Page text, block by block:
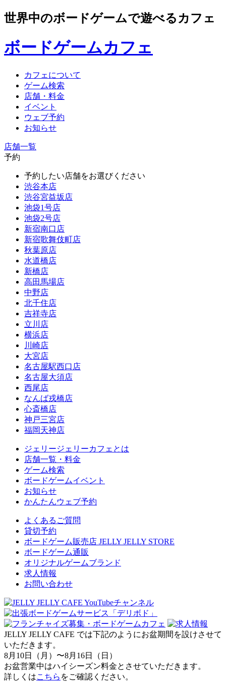
世界中のボードゲームで遊べるカフェ
ボードゲームカフェ
カフェについて
ゲーム検索
店舗・料金
イベント
ウェブ予約
お知らせ
店舗一覧
予約
予約したい店舗をお選びください
渋谷本店
渋谷宮益坂店
池袋1号店
池袋2号店
新宿南口店
新宿歌舞伎町店
秋葉原店
水道橋店
新橋店
高田馬場店
中野店
北千住店
吉祥寺店
立川店
横浜店
川崎店
大宮店
名古屋駅西口店
名古屋大須店
西尾店
なんば戎橋店
心斎橋店
神戸三宮店
福岡天神店
ジェリージェリーカフェとは
店舗一覧・料金
ゲーム検索
ボードゲームイベント
お知らせ
かんたんウェブ予約
よくあるご質問
貸切予約
ボードゲーム販売店 JELLY JELLY STORE
ボードゲーム通販
オリジナルゲームブランド
求人情報
お問い合わせ
JELLY JELLY CAFE では下記のようにお盆期間を設けさせて
いただきます。
8月10日（月）〜8月16日（日）
お盆営業中はハイシーズン料金とさせていただきます。
詳しくはこちら をご確認ください。